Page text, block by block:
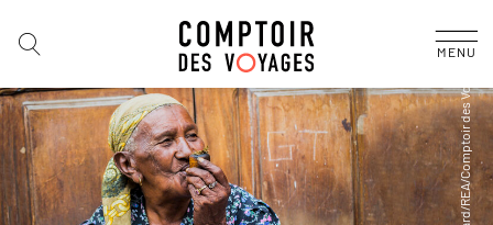
MENU